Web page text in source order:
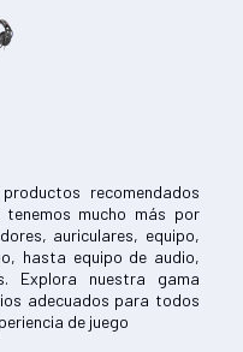
recomendados
mucho más por
auriculares, equipo,
hasta equipo de audio,
Explora nuestra gama
adecuados para todos
de juego